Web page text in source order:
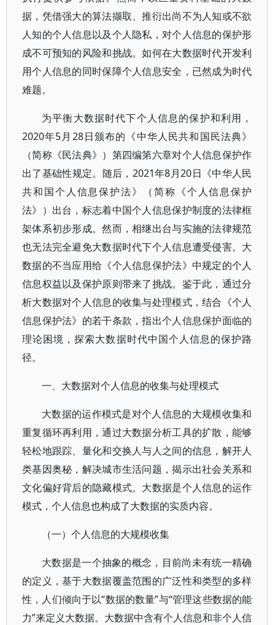
据，凭借强大的算法撷取、推衍出尚不为人知或不欲
人知的个人信息以及个人隐私，对个人信息的保护形
成不可预知的风险和挑战。如何在大数据时代开发利
用个人信息的同时保障个人信息安全，已然成为时代
难题。
为平衡大数据时代下个人信息的保护和利用，
2020年5月28日颁布的《中华人民共和国民法典》
（简称《民法典》）第四编第六章对个人信息保护作
出了基础性规定。随后，2021年8月20日《中华人民
共和国个人信息保护法》（简称《个人信息保护
法》）出台，标志着中国个人信息保护制度的法律框
架体系初步形成。然而，相继出台与实施的法律规范
也无法完全避免大数据时代下个人信息遭受侵害。大
数据的不当应用给《个人信息保护法》中规定的个人
信息权益以及保护原则带来了挑战。鉴于此，通过分
析大数据对个人信息的收集与处理模式，结合《个人
信息保护法》的若干条款，指出个人信息保护面临的
理论困境，探索大数据时代中国个人信息的保护路
径。
一、大数据对个人信息的收集与处理模式
大数据的运作模式是对个人信息的大规模收集和
重复循环再利用，通过大数据分析工具的扩散，能够
轻松地跟踪、量化和交换人与人之间的信息，解开人
类基因奥秘，解决城市生活问题，揭示出社会关系和
文化偏好背后的隐藏模式。大数据是个人信息的运作
模式，个人信息也构成了大数据的实质内容。
（一）个人信息的大规模收集
大数据是一个抽象的概念，目前尚未有统一精确
的定义，基于大数据覆盖范围的广泛性和类型的多样
性，人们倾向于以“数据的数量”与“管理这些数据的能
力”来定义大数据。大数据中含有个人信息和非个人信